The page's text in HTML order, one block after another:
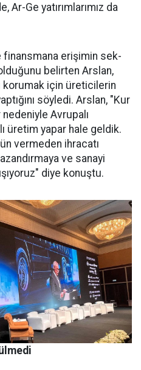
Ar-Ge ya­tırımlarımız da
finans­mana erişimin sek­
belirten Arslan,
korumak için üreticilerin
söyledi. Arslan, "Kur
Avrupalı
üretim yapar ha­le geldik.
vermeden ihracatı
ve sanayi
diye konuştu.